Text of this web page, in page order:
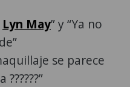
Lyn May” y “Ya no
se parece